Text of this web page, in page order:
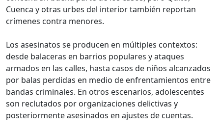
Cuenca y otras urbes del interior también reportan
crímenes contra menores.
Los asesinatos se producen en múltiples contextos:
desde balaceras en barrios populares y ataques
armados en las calles, hasta casos de niños alcanzados
por balas perdidas en medio de enfrentamientos entre
bandas criminales. En otros escenarios, adolescentes
son reclutados por organizaciones delictivas y
posteriormente asesinados en ajustes de cuentas.